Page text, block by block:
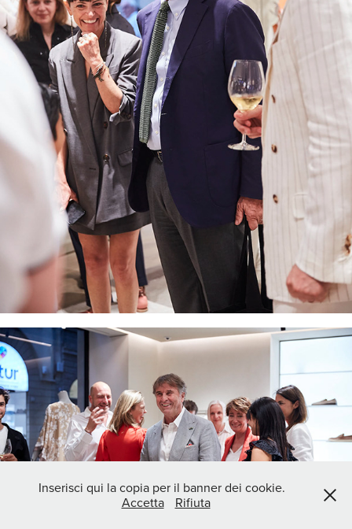
Inserisci qui la copia per il banner dei cookie.
Accetta
Rifiuta